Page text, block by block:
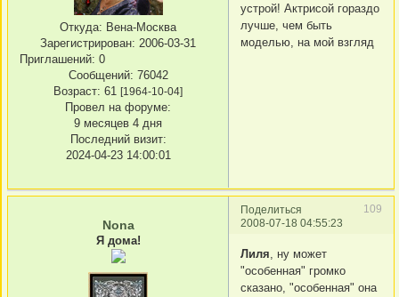
Откуда: Вена-Москва
Зарегистрирован: 2006-03-31
Приглашений: 0
Сообщений: 76042
Возраст: 61 [1964-10-04]
Провел на форуме:
9 месяцев 4 дня
Последний визит:
2024-04-23 14:00:01
устрой! Актрисой гораздо
лучше, чем быть
моделью, на мой взгляд
Поделиться
109
2008-07-18 04:55:23
Nona
Я дома!
Лиля, ну может
"особенная" громко
сказано, "особенная" она